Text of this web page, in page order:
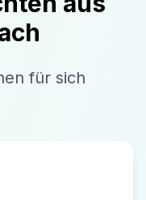
für sich